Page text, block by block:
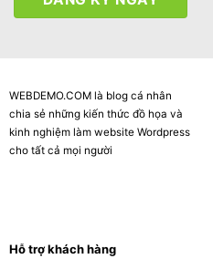
WEBDEMO.COM là blog cá nhân
chia sẻ những kiến thức đồ họa và
kinh nghiệm làm website Wordpress
cho tất cả mọi người
Hỗ trợ khách hàng